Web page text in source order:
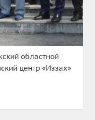
областной
центр «Иззах»